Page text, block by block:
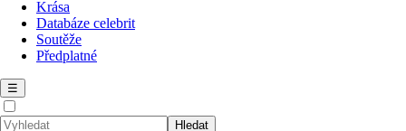
Krása
Databáze celebrit
Soutěže
Předplatné
☰